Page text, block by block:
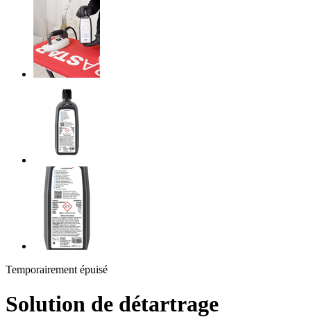
Temporairement épuisé
Solution de détartrage